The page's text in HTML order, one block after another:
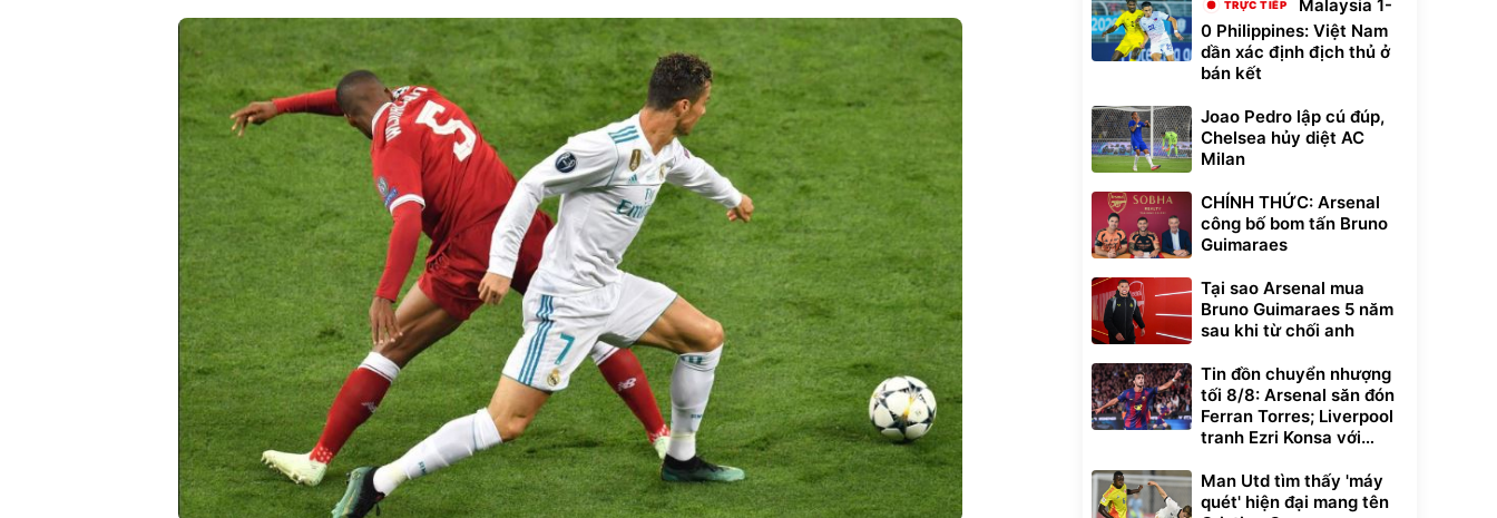
0 Philippines: Việt Nam
dần xác định địch thủ ở
bán kết
Joao Pedro lập cú đúp,
Chelsea hủy diệt AC
Milan
CHÍNH THỨC: Arsenal
công bố bom tấn Bruno
Guimaraes
Tại sao Arsenal mua
Bruno Guimaraes 5 năm
sau khi từ chối anh
Tin đồn chuyển nhượng
tối 8/8: Arsenal săn đón
Ferran Torres; Liverpool
tranh Ezri Konsa với
Man Utd tìm thấy 'máy
quét' hiện đại mang tên